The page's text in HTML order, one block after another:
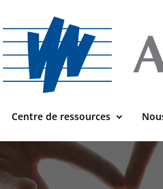
Centre de ressources